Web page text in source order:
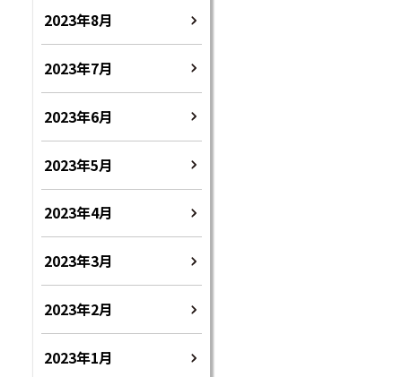
2023年8月
2023年7月
2023年6月
2023年5月
2023年4月
2023年3月
2023年2月
2023年1月